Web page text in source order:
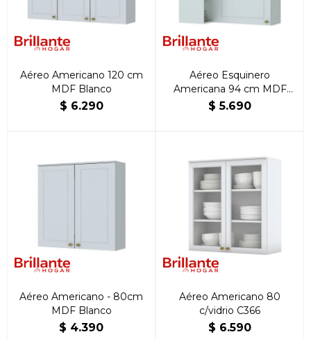
Aéreo Americano 120 cm
MDF Blanco
$ 6.290
Aéreo Esquinero
Americana 94 cm MDF
Blanco
$ 5.690
Aéreo Americano - 80cm
MDF Blanco
$ 4.390
Aéreo Americano 80
c/vidrio C366
$ 6.590